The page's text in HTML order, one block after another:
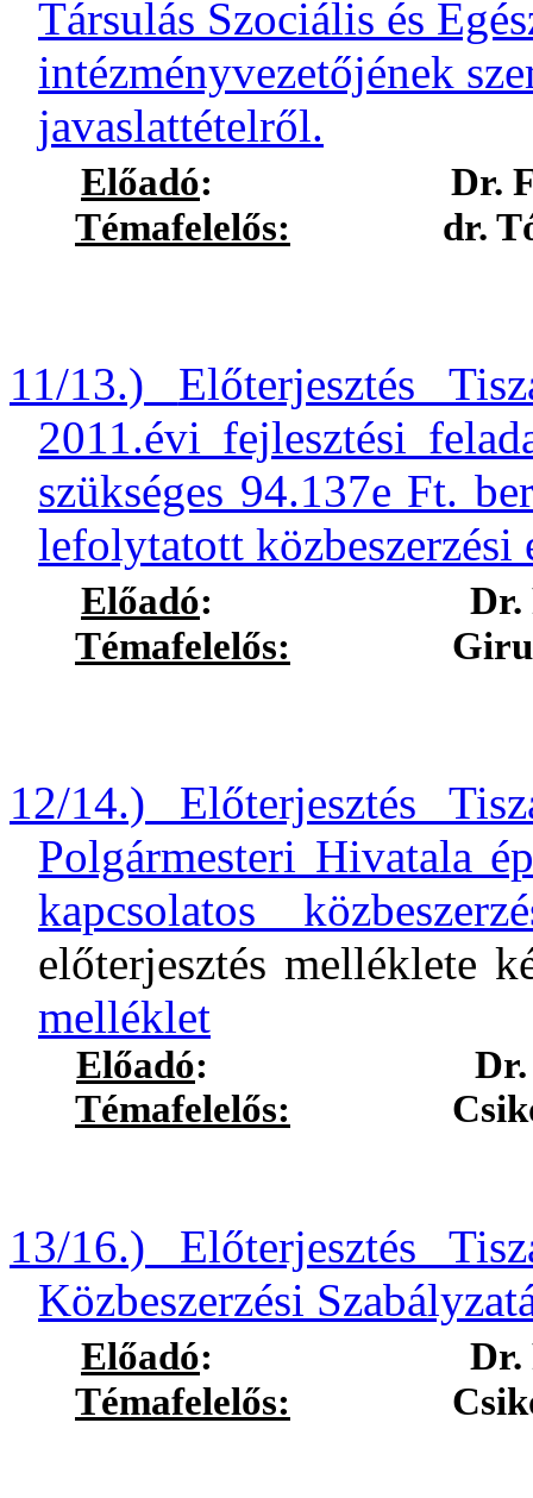
Társulás Szociális és
intézményvezetőjének
javaslattételről.
Előadó:
Dr.
Témafelelős: dr. Tóth
11/13.) Előterjesztés
2011.évi fejlesztési
szükséges 94.137e Ft.
lefolytatott közbeszerzési
Előadó:
Dr.
Témafelelős: Girus
12/14.) Előterjesztés
Polgármesteri Hivatala
kapcsolatos
előterjesztés melléklete
melléklet
Előadó:
Témafelelős: Csikós
13/16.) Előterjesztés
Közbeszerzési
Előadó:
Dr.
Témafelelős: Csikós